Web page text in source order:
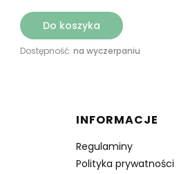
Do koszyka
Dostępność: na wyczerpaniu
Linki w stopce
INFORMACJE
Regulaminy
Polityka prywatności